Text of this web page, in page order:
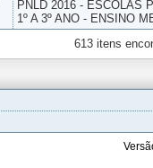
PNLD 2016 - ESCOLAS
1º A 3º ANO - ENSINO
613 itens